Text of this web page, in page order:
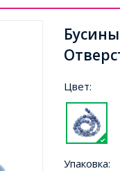
Цвет:
Упаковка: